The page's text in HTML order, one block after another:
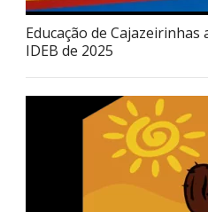
Educação de
IDEB de 2025